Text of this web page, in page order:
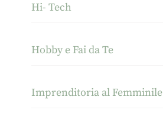
Hi- Tech
Hobby e Fai da Te
Imprenditoria al Femminile